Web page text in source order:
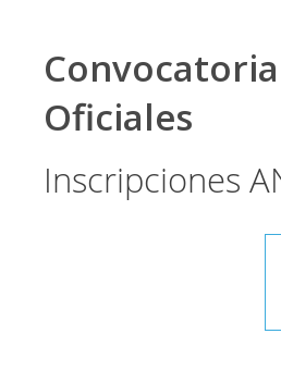
Convocatoria
Oficiales
Inscripciones